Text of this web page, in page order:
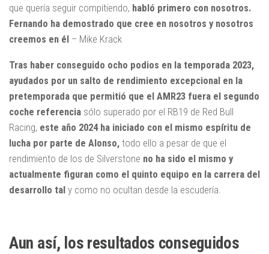
que quería seguir compitiendo, habló primero con nosotros.
Fernando ha demostrado que cree en nosotros y nosotros
creemos en él – Mike Krack
Tras haber conseguido ocho podios en la temporada 2023,
ayudados por un salto de rendimiento excepcional en la
pretemporada que permitió que el AMR23 fuera el segundo
coche referencia sólo superado por el RB19 de Red Bull
Racing, este año 2024 ha iniciado con el mismo espíritu de
lucha por parte de Alonso, todo ello a pesar de que el
rendimiento de los de Silverstone no ha sido el mismo y
actualmente figuran como el quinto equipo en la carrera del
desarrollo tal y como no ocultan desde la escudería.
Aun así, los resultados conseguidos